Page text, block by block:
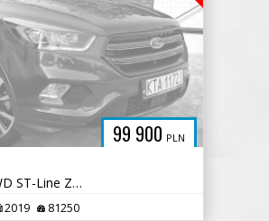
99 900 PLN
Ford Kuga 2.0 TDCi AWD ST-Line Zarejestrowany
2019 81250